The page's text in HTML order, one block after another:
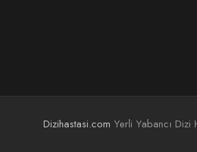
Dizihastasi.com Yerli Yabancı Dizi